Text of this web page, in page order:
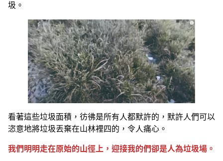
圾。
看著這些垃圾面積，彷彿是所有人都默許的，默許人們可以
恣意地將垃圾丟棄在山林裡四的，令人痛心。
我們明明走在原始的山徑上，迎接我的們卻是人為垃圾場。